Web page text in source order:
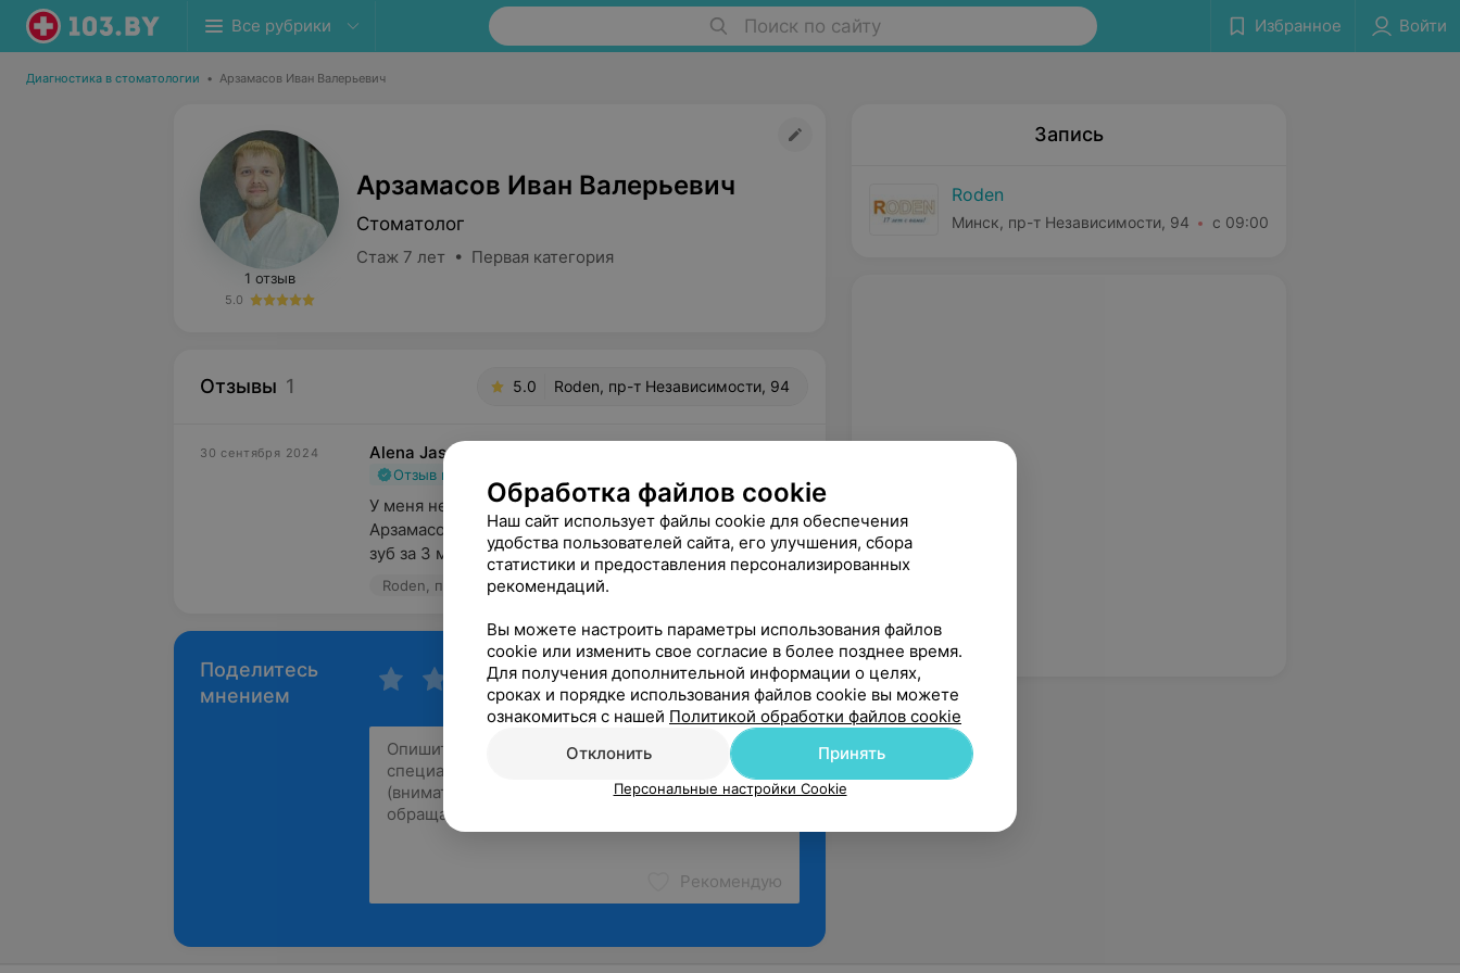
Все рубрики Поиск по сайту Избранное Войти
Диагностика в стоматологии • Арзамасов Иван Валерьевич
1 отзыв
5.0
Арзамасов Иван Валерьевич
Стоматолог
Стаж 7 лет • Первая категория
Отзывы 1 5.0 Roden, пр-т Независимости, 94
30 сентября 2024 Alena Jascanka
Отзыв подтвержден
У меня нет слов, насколько великолепный врач
Арзамасов Иван Валерьевич! Он мне буквально спас
зуб за 3 минуты, хотя три ...
Roden, пр-т Независимости, 94
Поделитесь
мнением
Рекомендую
Запись
Roden
Минск, пр-т Независимости, 94 с 09:00
Обработка файлов cookie
Наш сайт использует файлы cookie для обеспечения
удобства пользователей сайта, его улучшения, сбора
статистики и предоставления персонализированных
рекомендаций.
Вы можете настроить параметры использования файлов
cookie или изменить свое согласие в более позднее время.
Для получения дополнительной информации о целях,
сроках и порядке использования файлов cookie вы можете
ознакомиться с нашей Политикой обработки файлов cookie
Отклонить
Принять
Персональные настройки Cookie